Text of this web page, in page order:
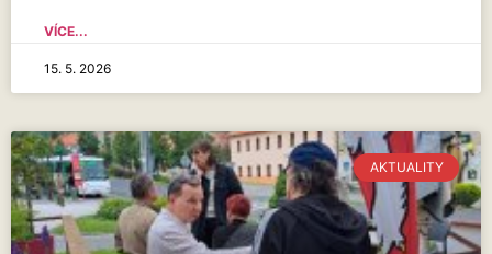
VÍCE...
15. 5. 2026
AKTUALITY